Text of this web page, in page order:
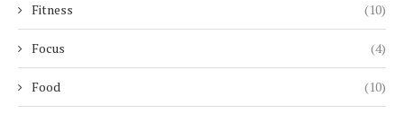
Fitness (10)
Focus (4)
Food (10)